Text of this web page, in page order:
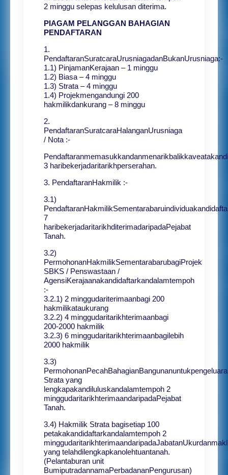
2 minggu selepas kelulusan diterima.
PIAGAM PELANGGAN BAHAGIAN
PENDAFTARAN
1.
PendaftaranSuratcaraUrusniagadanBukanUrusniaga:-
1.1) PinjamanKerajaan – 1 minggu
1.2) Biasa – 4 minggu
1.3) Strata – 4 minggu
1.4) Projekmengandungi 200
hakmilikdankurang – 8 minggu
2.
PendaftaranSuratcaraHalanganUrusniaga
/ Nota :-
3 haribekerjadaritarikhperserahan.
3. PendaftaranHakmilik :-
3.1)
7
haribekerjadaritarikhditerimadaripadaPejabat
Tanah.
3.2)
PermohonanHakmilikSementarabarubagiProjek
SBKS / Penswastaan /
AgensiKerajaanakandidaftarkandalamtempoh
:-
3.2.1) 2 minggudariterimaanbagi 200
hakmilikataukurang
3.2.2) 4 minggudaritarikhterimaanbagi
200-2000 hakmilik
3.2.3) 6 minggudaritarikhterimaanbagilebih
2000 hakmilik
3.3)
Strata yang
lengkapakandiluluskandalamtempoh 2
minggudaritarikhterimaandaripadaPejabat
Tanah.
3.4) Hakmilik Strata bagisetiap 100
petakakandidaftarkandalamtempoh 2
yang telahdilengkapkanolehtuantanah.
(Pelantaburan unit
BumiputradannamaPerbadananPengurusan)